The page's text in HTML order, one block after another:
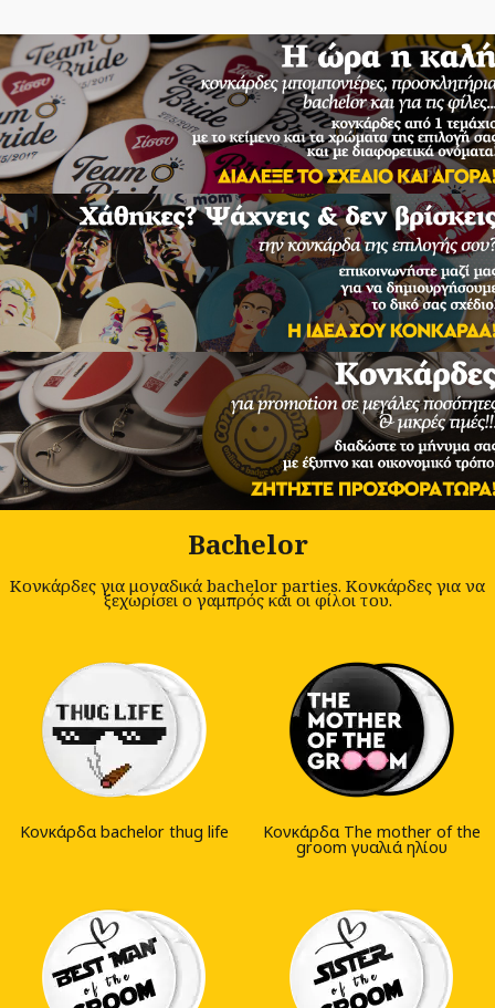
Bachelor
Κονκάρδες για μοναδικά bachelor parties. Κονκάρδες για να
ξεχωρίσει o γαμπρός και οι φίλοι του.
Κονκάρδα bachelor thug life Κονκάρδα The mother of the
groom γυαλιά ηλίου